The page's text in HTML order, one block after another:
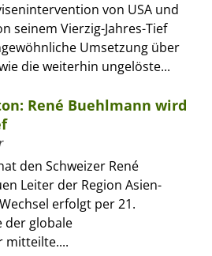
von USA und
seinem Vierzig-Jahres-Tief
Umsetzung über
die weiterhin ungelöste...
René Buehlmann wird
den Schweizer René
Leiter der Region Asien-
erfolgt per 21.
der globale
mitteilte....